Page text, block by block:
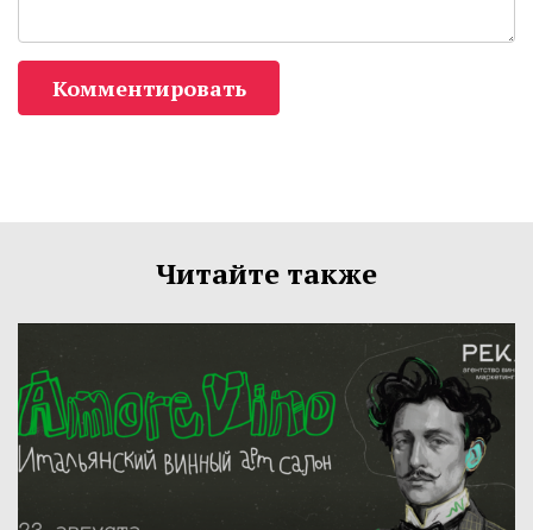
Комментировать
Читайте также